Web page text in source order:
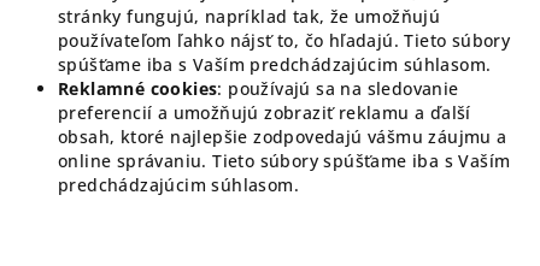
stránky fungujú, napríklad tak, že umožňujú
používateľom ľahko nájsť to, čo hľadajú. Tieto súbory
spúšťame iba s Vaším predchádzajúcim súhlasom.
Reklamné cookies: používajú sa na sledovanie
preferencií a umožňujú zobraziť reklamu a ďalší
obsah, ktoré najlepšie zodpovedajú vášmu záujmu a
online správaniu. Tieto súbory spúšťame iba s Vaším
predchádzajúcim súhlasom.